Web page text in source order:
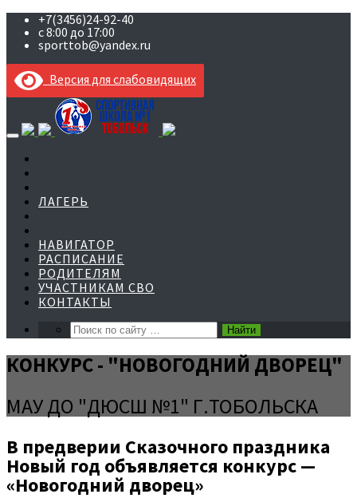
+7(3456)24-92-40
с 8:00 до 17:00
sporttob@yandex.ru
Версия для слабовидящих
content
ЛАГЕРЬ
НАВИГАТОР
РАСПИСАНИЕ
РОДИТЕЛЯМ
УЧАСТНИКАМ СВО
КОНТАКТЫ
КОНКУРС - "НОВОГОДНИЙ ДВОРЕЦ"
МАУ ДО "ДЮСШ №1" Г.ТОБОЛЬСКА
В предверии Сказочного праздника
Новый год объявляется конкурс —
«Новогодний дворец»